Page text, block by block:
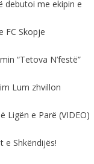
debutoi me ekipin e
FC Skopje
“Tetova N’festë”
Lum zhvillon
Ligën e Parë (VIDEO)
e Shkëndijës!